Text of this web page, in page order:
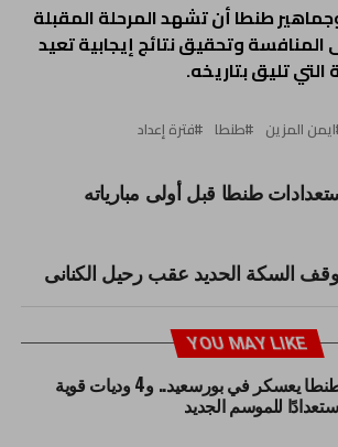
طنطا أن تشهد المرحلة المقبلة
المنافسة وتحقيق نتائج إيجابية تعيد
التي تليق بتاريخه.
ايمن المزين طنطا فترة إعداد
طنطا قبل أولى مبارياته
السكة الحديد عقب رحيل الكنانى
YOU MAY LIKE
طنطا يعسكر في بورسعيد.. و4 وديات قوية
للموسم الجديد